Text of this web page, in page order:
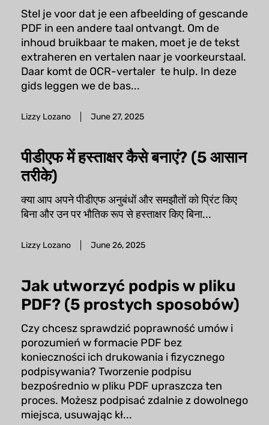
Stel je voor dat je een afbeelding of gescande
PDF in een andere taal ontvangt. Om de
inhoud bruikbaar te maken, moet je de tekst
extraheren en vertalen naar je voorkeurstaal.
Daar komt de OCR-vertaler te hulp. In deze
gids leggen we de bas...
Lizzy Lozano June 27, 2025
पीडीएफ में हस्ताक्षर कैसे बनाएं? (5 आसान
तरीके)
क्या आप अपने पीडीएफ अनुबंधों और समझौतों को प्रिंट किए
बिना और उन पर भौतिक रूप से हस्ताक्षर किए बिना...
Lizzy Lozano June 26, 2025
Jak utworzyć podpis w pliku
PDF? (5 prostych sposobów)
Czy chcesz sprawdzić poprawność umów i
porozumień w formacie PDF bez
konieczności ich drukowania i fizycznego
podpisywania? Tworzenie podpisu
bezpośrednio w pliku PDF upraszcza ten
proces. Możesz podpisać zdalnie z dowolnego
miejsca, usuwając kł...